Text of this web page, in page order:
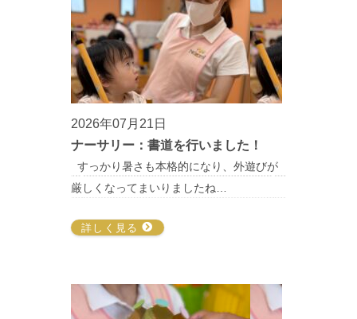
2026年07月21日
ナーサリー：書道を行いました！
すっかり暑さも本格的になり、外遊びが
厳しくなってまいりましたね…
詳しく見る